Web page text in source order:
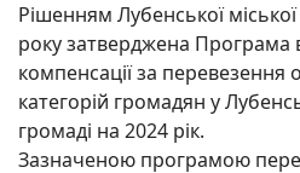
Рішенням Лубенської
року затверджена Програма
компенсації за перевезення
категорій громадян у
громаді на 2024 рік.
Зазначеною програмою